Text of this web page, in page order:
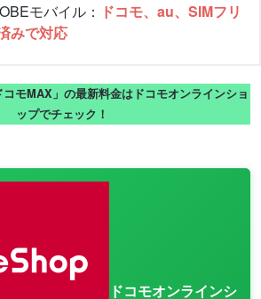
モバイル： ドコモ、au、SIMフリ
みで対応
コモMAX」の最新料金はドコモオンラインショ
ップでチェック！
ドコモオンラインシ